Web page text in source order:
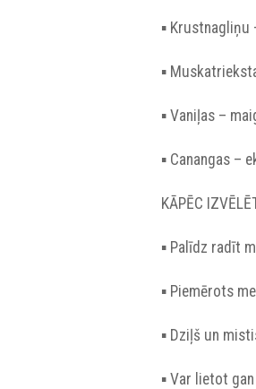
▪︎ Krustnagliņu
▪︎
▪︎ Vaniļas –
▪︎ Canangas –
KĀPĒC
▪︎ Palīdz radīt
▪︎ Piemērots
▪︎ Dziļš un
▪︎ Var lietot